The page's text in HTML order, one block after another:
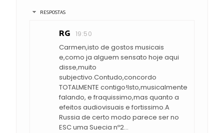
RESPOSTAS
RG 19:50
Carmen,isto de gostos musicais
e,como ja alguem sensato hoje aqui
disse,muito
subjectivo.Contudo,concordo
TOTALMENTE contigo!Isto,musicalmente
falando, e fraquissimo,mas quanto a
efeitos audiovisuais e fortissimo.A
Russia de certo modo parece ser no
ESC uma Suecia nº2...